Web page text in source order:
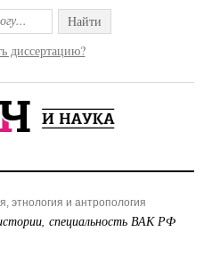
Найти
диссертацию?
этнология и антропология
специальность ВАК РФ